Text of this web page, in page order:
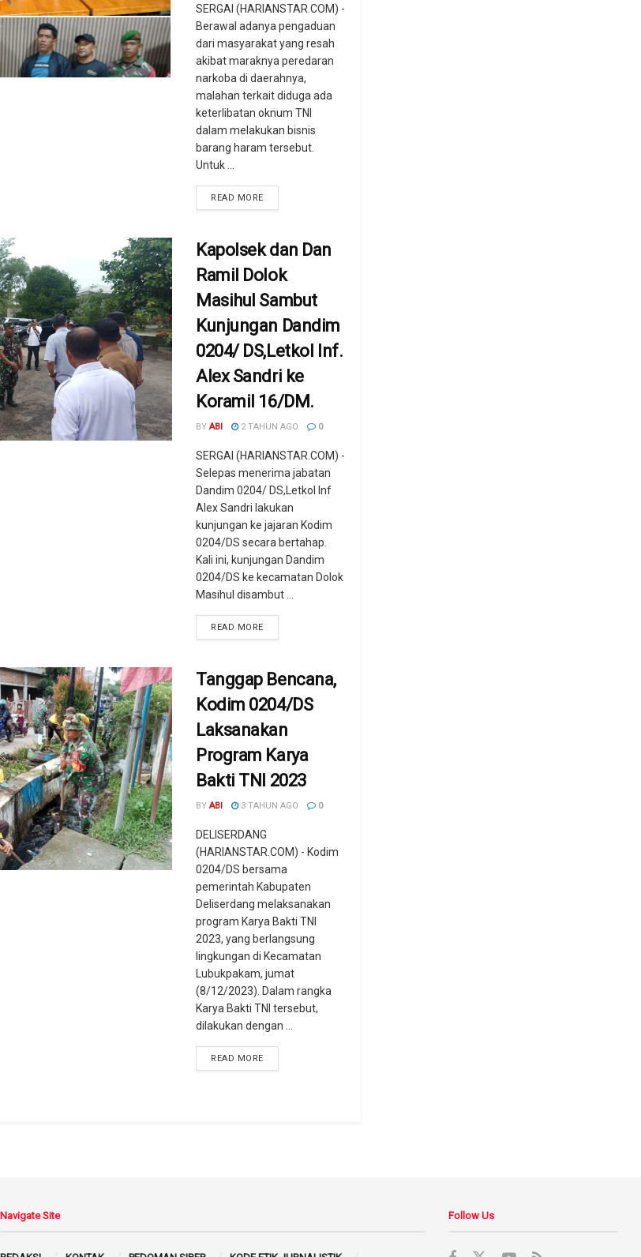
SERGAI (HARIANSTAR.COM) -
Berawal adanya pengaduan
dari masyarakat yang resah
akibat maraknya peredaran
narkoba di daerahnya,
malahan terkait diduga ada
keterlibatan oknum TNI
dalam melakukan bisnis
barang haram tersebut.
Untuk ...
READ MORE
Kapolsek dan Dan
Ramil Dolok
Masihul Sambut
Kunjungan Dandim
0204/ DS,Letkol Inf.
Alex Sandri ke
Koramil 16/DM.
BY ABI 2 TAHUN AGO 0
SERGAI (HARIANSTAR.COM) -
Selepas menerima jabatan
Dandim 0204/ DS,Letkol Inf
Alex Sandri lakukan
kunjungan ke jajaran Kodim
0204/DS secara bertahap.
Kali ini, kunjungan Dandim
0204/DS ke kecamatan Dolok
Masihul disambut ...
READ MORE
Tanggap Bencana,
Kodim 0204/DS
Laksanakan
Program Karya
Bakti TNI 2023
BY ABI 3 TAHUN AGO 0
DELISERDANG
(HARIANSTAR.COM) - Kodim
0204/DS bersama
pemerintah Kabupaten
Deliserdang melaksanakan
program Karya Bakti TNI
2023, yang berlangsung
lingkungan di Kecamatan
Lubukpakam, jumat
(8/12/2023). Dalam rangka
Karya Bakti TNI tersebut,
dilakukan dengan ...
READ MORE
Navigate Site Follow Us